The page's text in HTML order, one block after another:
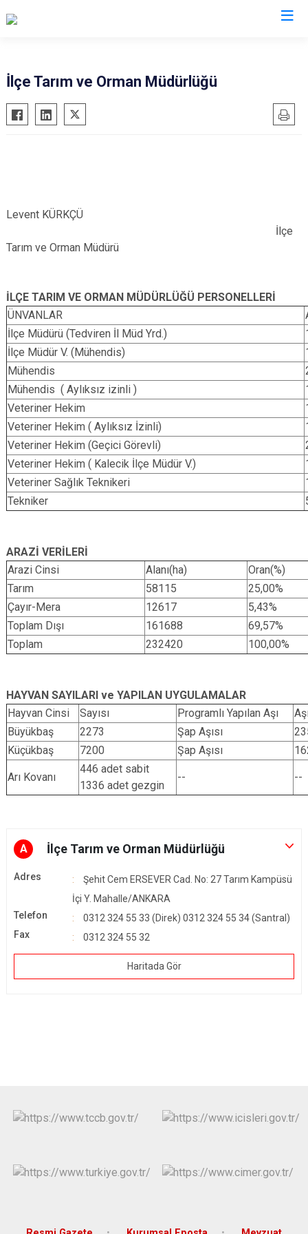
Akyurt
Altındağ
Çamlıdere
Etimesgut
Evren
Gölbaşı
Güdül
Sincan
Yenimahalle
Pursaklar
İlçe Tarım ve Orman Müdürlüğü
Levent KÜRKÇÜ
İlçe
Tarım ve Orman Müdürü
İLÇE TARIM VE ORMAN MÜDÜRLÜĞÜ PERSONELLERİ
ÜNVANLAR
İlçe Müdürü (Tedviren İl Müd Yrd.)
İlçe Müdür V. (Mühendis)
Mühendis
Mühendis ( Aylıksız izinli )
Veteriner Hekim
Veteriner Hekim ( Aylıksız İzinli)
Veteriner Hekim (Geçici Görevli)
Veteriner Hekim ( Kalecik İlçe Müdür V.)
Veteriner Sağlık Teknikeri
Tekniker
ARAZİ VERİLERİ
Arazi Cinsi
Alanı(ha)
Oran(%)
Tarım
58115
25,00%
Çayır-Mera
12617
5,43%
Toplam Dışı
161688
69,57%
Toplam
232420 100,00%
HAYVAN SAYILARI ve YAPILAN UYGULAMALAR
Hayvan Cinsi
Sayısı Programlı Yapılan Aşı
Büyükbaş
2273 Şap Aşısı
Küçükbaş
7200 Şap Aşısı
Arı Kovanı
446 adet sabit
1336 adet gezgin
-- --
A İlçe Tarım ve Orman Müdürlüğü
Adres
Şehit Cem ERSEVER Cad. No: 27 Tarım Kampüsü
İçi Y. Mahalle/ANKARA
Telefon
0312 324 55 33 (Direk) 0312 324 55 34 (Santral)
Fax
0312 324 55 32
Haritada Gör